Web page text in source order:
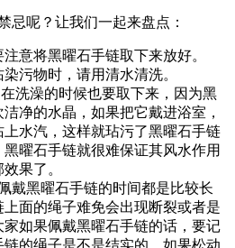
忌呢？让我们一起来盘点：
意将黑曜石手链取下来放好。
污物时，请用清水清洗。
洗澡的时候也要取下来，因为黑
净的水晶，如果把它戴进浴室，
水汽，这样就玷污了黑曜石手链
曜石手链就很难保证其风水作用
果了。
戴黑曜石手链的时间都是比较长
面的绳子难免会出现断裂或者是
如果佩戴黑曜石手链的话，要记